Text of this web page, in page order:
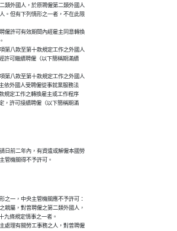
類外國人，於原聘僱第二類外國人
。但有下列情形之一者，不在此限
僱許可有效期間內經雇主同意轉換
第八款至第十款規定工作之外國人
許可繼續聘僱（以下簡稱期滿續
第八款至第十款規定工作之外國人
依外國人受聘僱從事就業服務法
規定工作之轉換雇主或工作程序
，許可接續聘僱（以下簡稱期滿
日前二年內，有資遣或解僱本國勞
管機關得不予許可。
之一，中央主管機關應不予許可：
親屬，對曾聘僱之第二類外國人，
九條規定情事之一者。
處理有關勞工事務之人，對曾聘僱